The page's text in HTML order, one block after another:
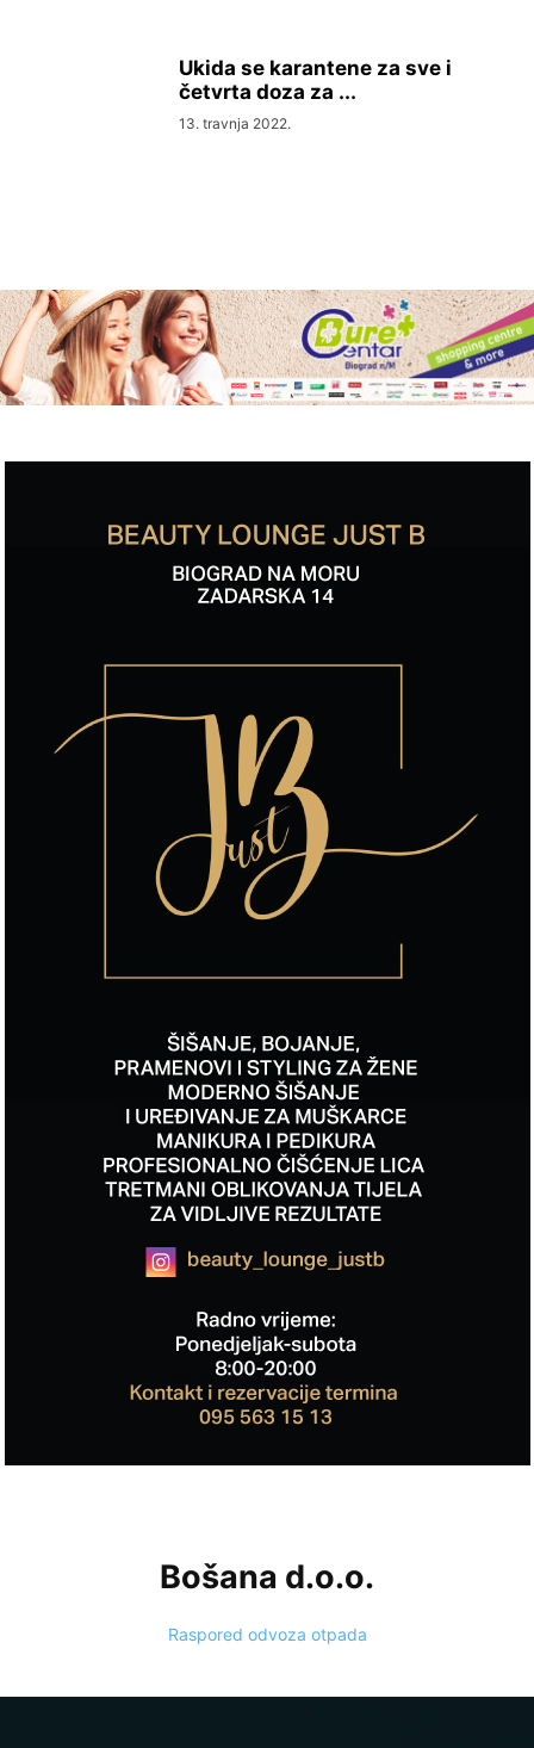
Ukida se karantene za sve i
četvrta doza za ...
13. travnja 2022.
Bošana d.o.o.
Raspored odvoza otpada